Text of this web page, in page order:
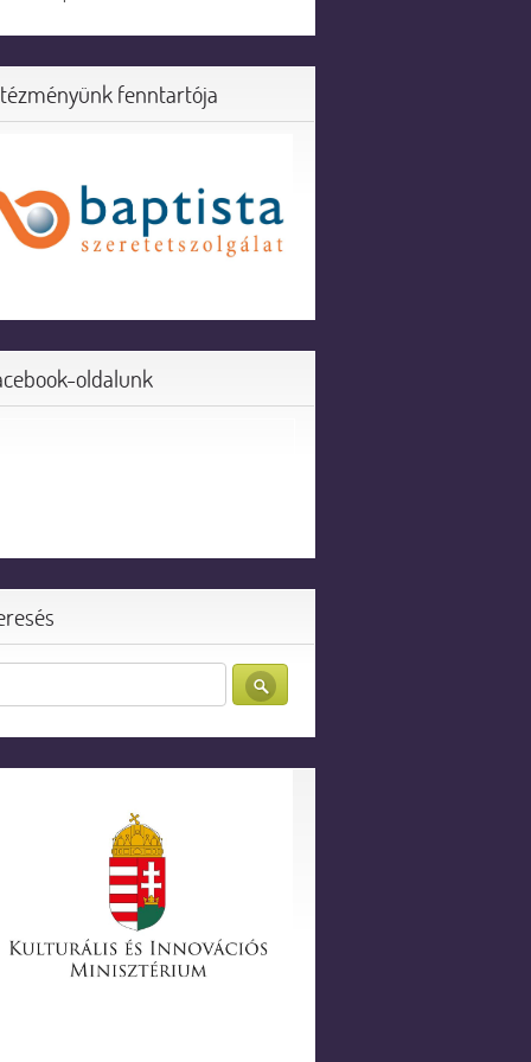
fenntartója
oldalunk